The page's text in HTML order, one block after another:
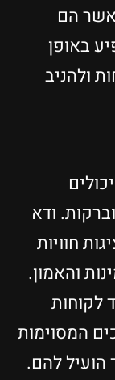
הם
באופן
ולהניב
ודא
חוויות
והאמון.
לקוחות
המסוימות
הועיל להם.